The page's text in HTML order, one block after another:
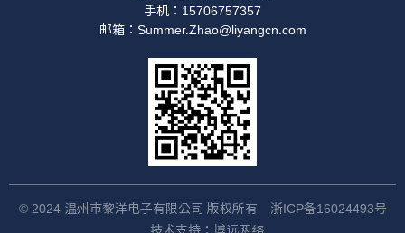
手机：15706757357
邮箱：Summer.Zhao@liyangcn.com
© 2024 温州市黎洋电子有限公司 版权所有
浙ICP备16024493号